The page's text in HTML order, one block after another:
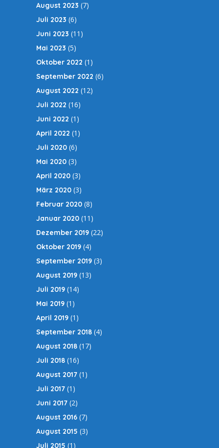
August 2023 (7)
Juli 2023 (6)
Juni 2023 (11)
Mai 2023 (5)
Oktober 2022 (1)
September 2022 (6)
August 2022 (12)
Juli 2022 (16)
Juni 2022 (1)
April 2022 (1)
Juli 2020 (6)
Mai 2020 (3)
April 2020 (3)
März 2020 (3)
Februar 2020 (8)
Januar 2020 (11)
Dezember 2019 (22)
Oktober 2019 (4)
September 2019 (3)
August 2019 (13)
Juli 2019 (14)
Mai 2019 (1)
April 2019 (1)
September 2018 (4)
August 2018 (17)
Juli 2018 (16)
August 2017 (1)
Juli 2017 (1)
Juni 2017 (2)
August 2016 (7)
August 2015 (3)
Juli 2015 (1)